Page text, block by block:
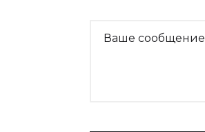
Ваше сообщение